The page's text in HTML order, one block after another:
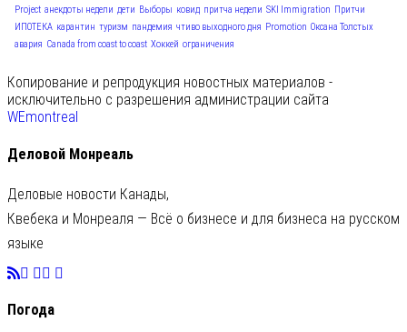
Project анекдоты недели дети Выборы ковид притча недели SKI Immigration Притчи
ИПОТЕКА карантин туризм пандемия чтиво выходного дня Promotion Оксана Толстых
авария Canada from coast to coast Хоккей ограничения
Копирование и репродукция новостных материалов -
исключительно с разрешения администрации сайта
WEmontreal
Деловой Монреаль
Деловые новости Канады,
Квебека и Монреаля — Всё о бизнесе и для бизнеса на русском
языке
Погода